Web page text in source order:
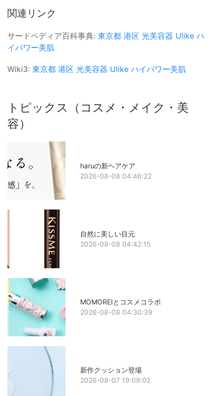
関連リンク
サードペディア百科事典: 東京都 港区 光美容器 Ulike ハ
イパワー美肌
Wiki3: 東京都 港区 光美容器 Ulike ハイパワー美肌
トピックス（コスメ・メイク・美
容）
haruの新ヘアケア
2026-08-08 04:46:22
自然に美しい目元
2026-08-08 04:42:15
MOMOREIとコスメコラボ
2026-08-08 04:30:39
新作クッション登場
2026-08-07 19:09:02